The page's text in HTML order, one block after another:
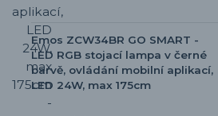
Emos ZCW34BR GO SMART -
LED RGB stojací lampa v černé
barvě, ovládání mobilní aplikací,
LED 24W, max 175cm